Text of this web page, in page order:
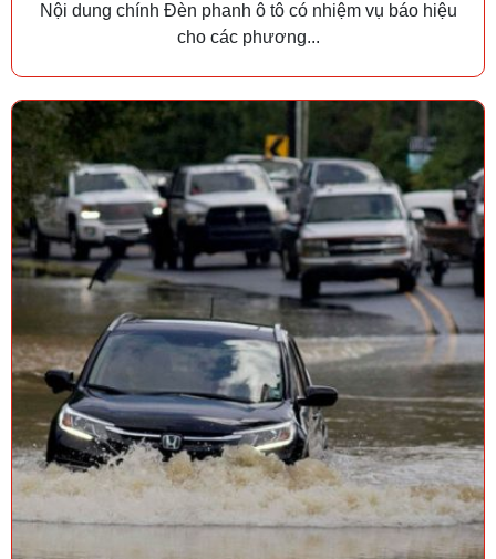
Nội dung chính Đèn phanh ô tô có nhiệm vụ báo hiệu
cho các phương...